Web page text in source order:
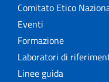
Comitato Etico
Eventi
Formazione
Laboratori di
Linee guida